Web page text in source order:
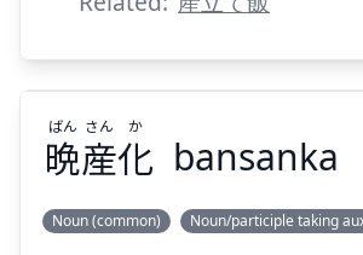
Suspend
晩産化
ばん さん か
bansanka
Noun (common) Noun/participle taking